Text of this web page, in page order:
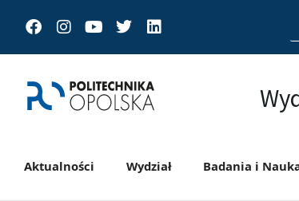
FacebookInstagram
Youtube
TwitterLinkedin
Aktualności Wydział Badania i